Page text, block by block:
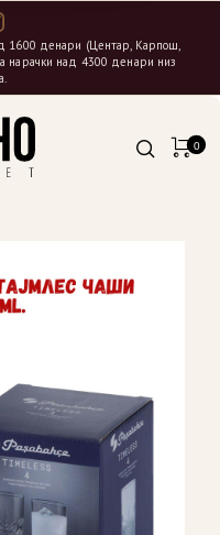
1600 денари (Центар, Карпош,
нарачки над 4300 денари низ
0